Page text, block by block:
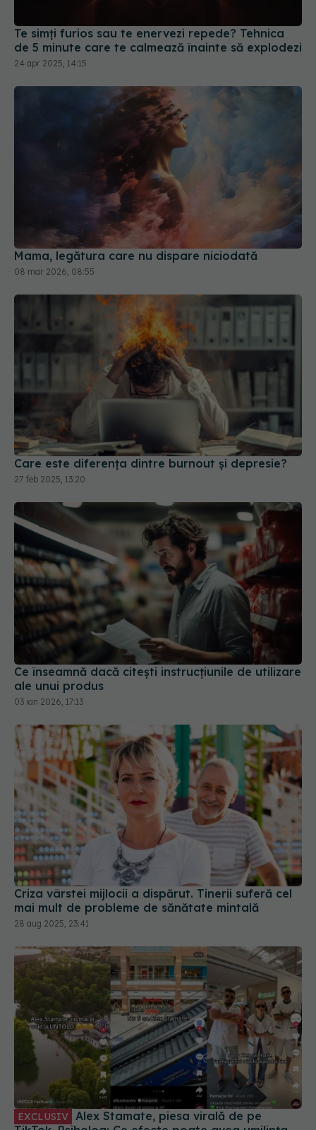
Te simți furios sau te enervezi repede? Tehnica
de 5 minute care te calmează înainte să explodezi
24 apr 2025, 14:15
Mama, legătura care nu dispare niciodată
08 mar 2026, 08:55
Care este diferența dintre burnout și depresie?
27 feb 2025, 13:20
Ce înseamnă dacă citești instrucțiunile de utilizare
ale unui produs
03 ian 2026, 17:13
Criza vârstei mijlocii a dispărut. Tinerii suferă cel
mai mult de probleme de sănătate mintală
28 aug 2025, 23:41
EXCLUSIV